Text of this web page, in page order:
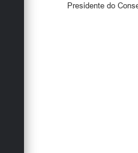
Presidente do